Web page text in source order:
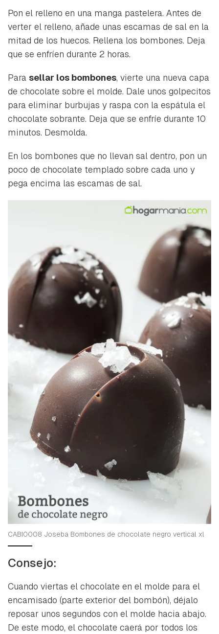
Pon el relleno en una manga pastelera. Antes de
verter el relleno, añade unas escamas de sal en la
mitad de los huecos. Rellena los bombones. Deja
que se enfríen durante 2 horas.
Para sellar los bombones, vierte una nueva capa
de chocolate sobre el molde. Dale unos golpecitos
para eliminar burbujas y raspa con la espátula el
chocolate sobrante. Deja que se enfríe durante 10
minutos. Desmolda.
En los bombones que no llevan sal dentro, pon un
poco de chocolate templado sobre cada uno y
pega encima las escamas de sal.
CABI0008 Joseba Bombones de chocolate negro vertical xl
Consejo:
Cuando viertas el chocolate en el molde para el
encamisado (parte exterior del bombón), déjalo
reposar unos segundos con el molde hacia abajo.
De este modo, el chocolate caerá por todos los